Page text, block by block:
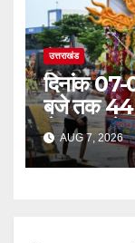
उत्तराखंड
दिनांक
बजे तक 44
लेकर अपने
AUG 7, 2026